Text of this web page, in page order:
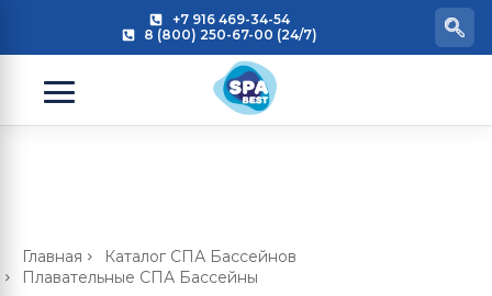
+7 916 469-34-54
8 (800) 250-67-00 (24/7)
Главная
Каталог СПА Бассейнов
Плавательные СПА Бассейны